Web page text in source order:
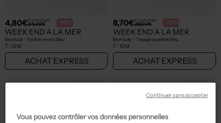
4,80€Prix boutique :
24,00€ -80%
WEEK END A LA MER
Bermuda - Finition revers bleu
T : 12 M
ACHAT EXPRESS
8,70€Prix boutique :
29,00€ -70%
WEEK END A LA MER
Bermuda - Tissage popeline bleu
T : 12 M
ACHAT EXPRESS
Vous pouvez contrôler vos données personnelles
Continuer sans accepter